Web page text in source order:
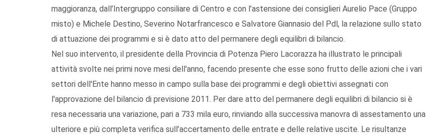
maggioranza, dall’Intergruppo consiliare di Centro e con l’astensione dei consiglieri Aurelio Pace (Gruppo
misto) e Michele Destino, Severino Notarfrancesco e Salvatore Giannasio del Pdl, la relazione sullo stato
di attuazione dei programmi e si è dato atto del permanere degli equilibri di bilancio.
Nel suo intervento, il presidente della Provincia di Potenza Piero Lacorazza ha illustrato le principali
attività svolte nei primi nove mesi dell'anno, facendo presente che esse sono frutto delle azioni che i vari
settori dell'Ente hanno messo in campo sulla base dei programmi e degli obiettivi assegnati con
l'approvazione del bilancio di previsione 2011. Per dare atto del permanere degli equilibri di bilancio si è
resa necessaria una variazione, pari a 733 mila euro, rinviando alla successiva manovra di assestamento una
ulteriore e più completa verifica sull’accertamento delle entrate e delle relative uscite. Le risultanze